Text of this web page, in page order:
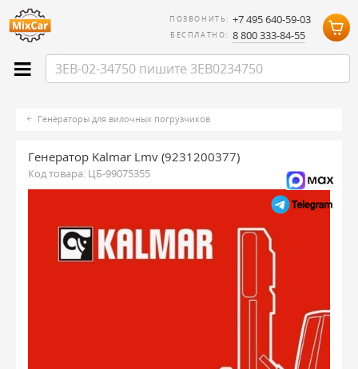
ПОЗВОНИТЬ: +7 495 640-59-03
БЕСПЛАТНО: 8 800 333-84-55
Генераторы для вилочных погрузчиков
Генератор Kalmar Lmv (9231200377)
Код товара: ЦБ-99075355